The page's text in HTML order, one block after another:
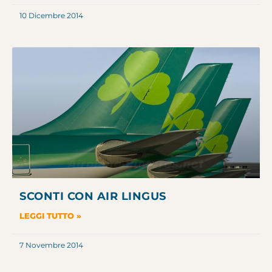
10 Dicembre 2014
SCONTI CON AIR LINGUS
LEGGI TUTTO »
7 Novembre 2014